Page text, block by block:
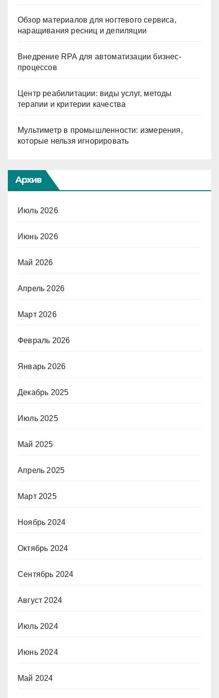
Обзор материалов для ногтевого сервиса,
наращивания ресниц и депиляции
Внедрение RPA для автоматизации бизнес-
процессов
Центр реабилитации: виды услуг, методы
терапии и критерии качества
Мультиметр в промышленности: измерения,
которые нельзя игнорировать
Архив
Июль 2026
Июнь 2026
Май 2026
Апрель 2026
Март 2026
Февраль 2026
Январь 2026
Декабрь 2025
Июль 2025
Май 2025
Апрель 2025
Март 2025
Ноябрь 2024
Октябрь 2024
Сентябрь 2024
Август 2024
Июль 2024
Июнь 2024
Май 2024